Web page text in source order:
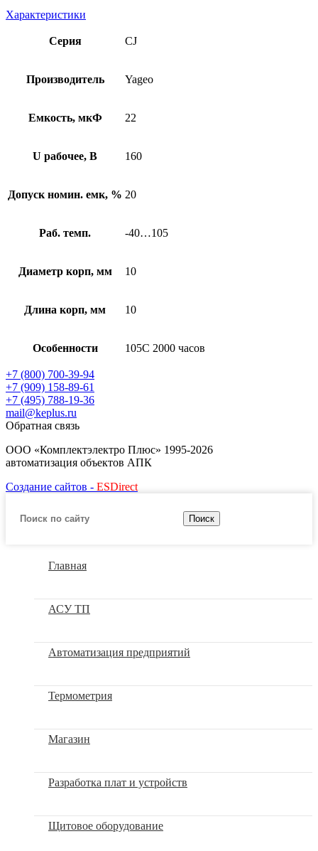
Характеристики
Серия CJ
Производитель Yageo
Емкость, мкФ 22
U рабочее, В 160
Допуск номин. емк, % 20
Раб. темп. -40…105
Диаметр корп, мм 10
Длина корп, мм 10
Особенности 105C 2000 часов
+7 (800) 700-39-94
+7 (909) 158-89-61
+7 (495) 788-19-36
mail@keplus.ru
Обратная связь
ООО «Комплектэлектро Плюс» 1995-2026
автоматизация объектов АПК
Создание сайтов - ESDirect
Поиск
Главная
АСУ ТП
Автоматизация предприятий
Термометрия
Магазин
Разработка плат и устройств
Щитовое оборудование